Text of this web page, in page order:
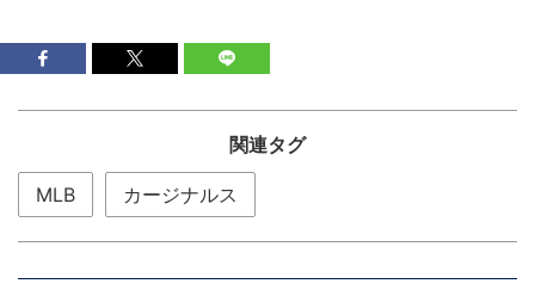
関連タグ
MLB カージナルス